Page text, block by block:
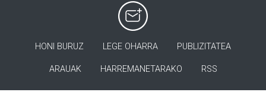
HONI BURUZ LEGE OHARRA PUBLIZITATEA
ARAUAK HARREMANETARAKO RSS